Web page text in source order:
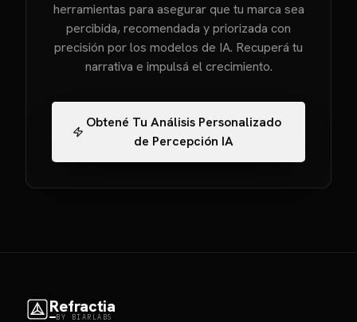
herramientas para asegurar que tu marca sea
percibida, recomendada y priorizada con
precisión por los modelos de IA. Recuperá tu
narrativa e impulsá el crecimiento.
Obtené Tu Análisis Personalizado
de Percepción IA
Refractia
BY BIARLABS